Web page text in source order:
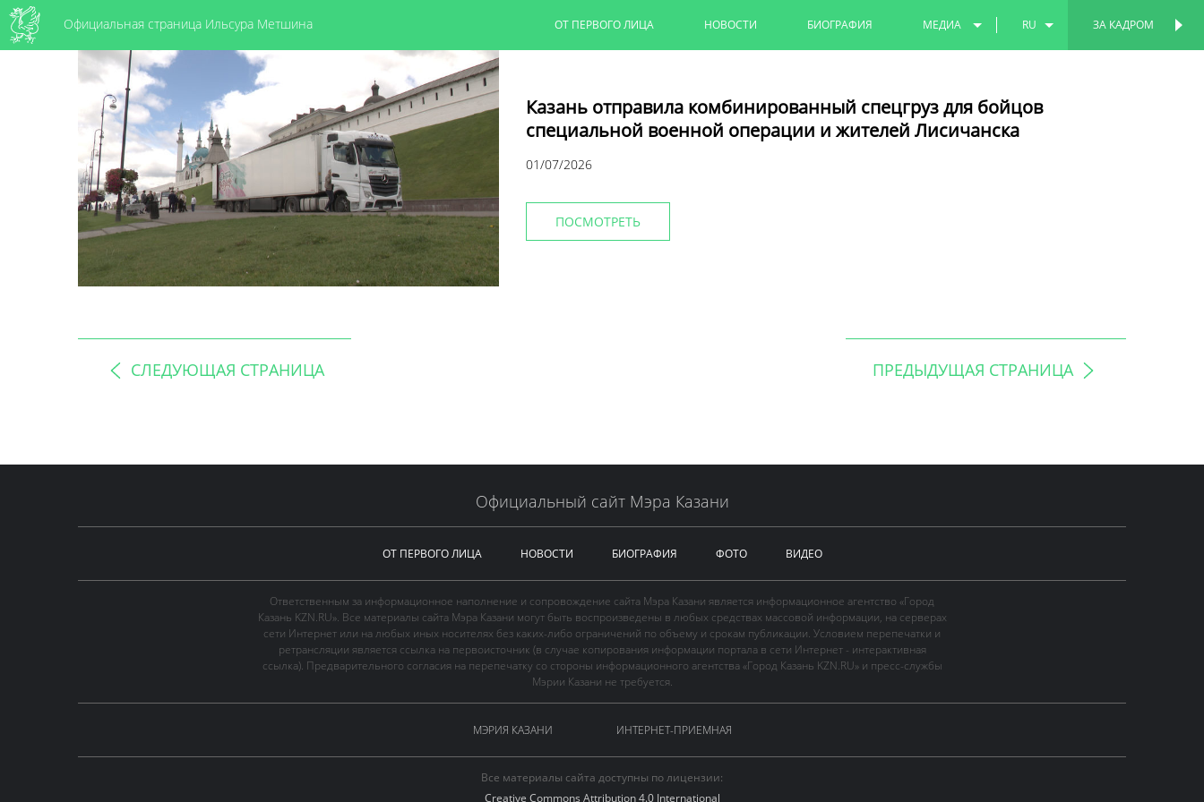
Официальная страница Ильсура Метшина ЗА КАДРОМ
ОТ ПЕРВОГО ЛИЦА НОВОСТИ БИОГРАФИЯ МЕДИА
ВИДЕО
RU
Казань отправила комбинированный спецгруз для бойцов
специальной военной операции и жителей Лисичанска
01/07/2026
ПОСМОТРЕТЬ
СЛЕДУЮЩАЯ СТРАНИЦА ПРЕДЫДУЩАЯ СТРАНИЦА
Официальный сайт Мэра Казани
ОТ ПЕРВОГО ЛИЦА НОВОСТИ БИОГРАФИЯ ФОТО ВИДЕО
Ответственным за информационное наполнение и сопровождение сайта Мэра Казани является информационное агентство «Город
Казань KZN.RU». Все материалы сайта Мэра Казани могут быть воспроизведены в любых средствах массовой информации, на серверах
сети Интернет или на любых иных носителях без каких-либо ограничений по объему и срокам публикации. Условием перепечатки и
ретрансляции является ссылка на первоисточник (в случае копирования информации портала в сети Интернет - интерактивная
ссылка). Предварительного согласия на перепечатку со стороны информационного агентства «Город Казань KZN.RU» и пресс-службы
Мэрии Казани не требуется.
МЭРИЯ КАЗАНИ ИНТЕРНЕТ-ПРИЕМНАЯ
Все материалы сайта доступны по лицензии:
Creative Commons Attribution 4.0 International